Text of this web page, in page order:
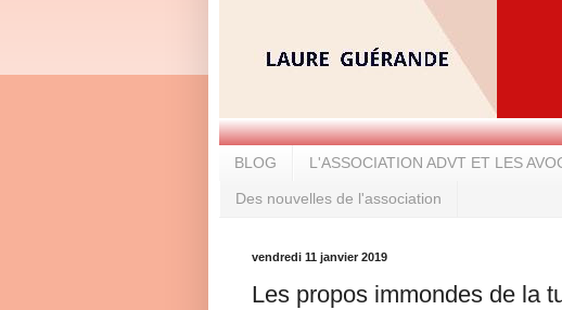
BLOG L'ASSOCIATION ADVT ET LES
Des nouvelles de l'association
vendredi 11 janvier 2019
Les propos immondes de la